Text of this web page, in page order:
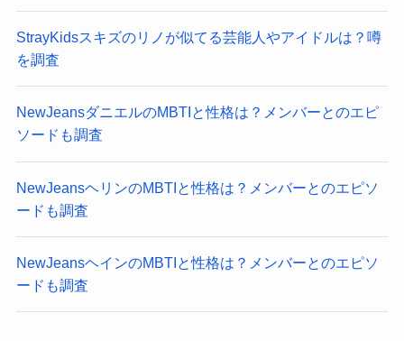
StrayKidsスキズのリノが似てる芸能人やアイドルは？噂
を調査
NewJeansダニエルのMBTIと性格は？メンバーとのエピ
ソードも調査
NewJeansヘリンのMBTIと性格は？メンバーとのエピソ
ードも調査
NewJeansヘインのMBTIと性格は？メンバーとのエピソ
ードも調査